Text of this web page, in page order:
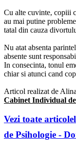
Cu alte cuvinte, copiii
au mai putine
tatal din cauza
Nu atat absenta
absente sunt
In consecinta, tonul
chiar si atunci cand
Articol realizat de
Cabinet Individual
Vezi toate
de Psihologie -